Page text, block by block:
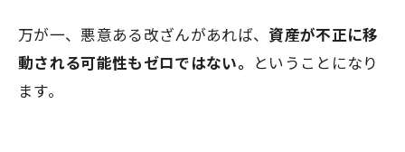
万が一、悪意ある改ざんがあれば、資産が不正に移
動される可能性もゼロではない。 ということになり
ます。